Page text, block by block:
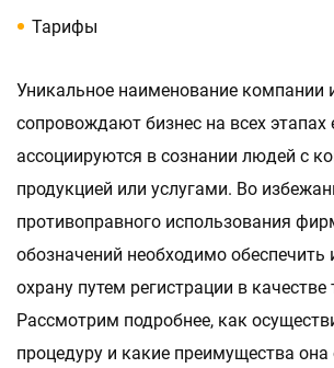
Тарифы
Уникальное наименование компании
сопровождают бизнес на всех этапах
ассоциируются в сознании людей с
продукцией или услугами. Во
противоправного использования
обозначений необходимо
охрану путем регистрации в качестве
Рассмотрим подробнее, как
процедуру и какие преимущества